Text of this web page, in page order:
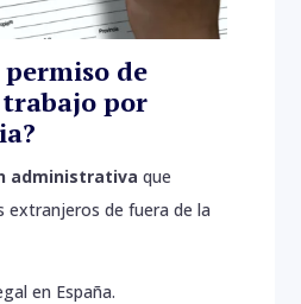
permiso de
por
administrativa que
extranjeros de fuera de la
en España.